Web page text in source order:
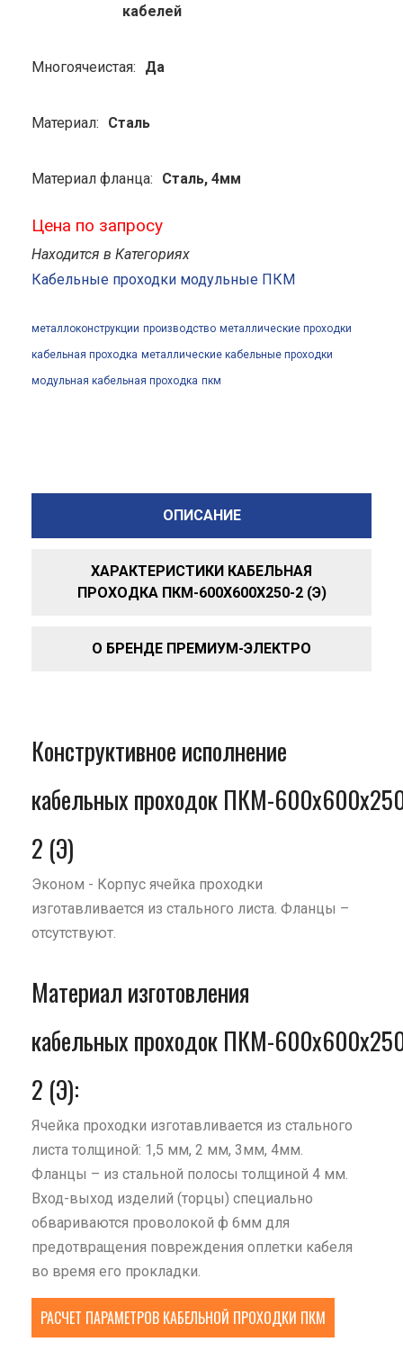
кабелей
Многоячеистая: Да
Материал: Сталь
Материал фланца: Сталь, 4мм
Цена по запросу
Находится в Категориях
Кабельные проходки модульные ПКМ
металлоконструкции производство металлические проходки
кабельная проходка металлические кабельные проходки
модульная кабельная проходка пкм
ОПИСАНИЕ
ХАРАКТЕРИСТИКИ КАБЕЛЬНАЯ
ПРОХОДКА ПКМ-600Х600Х250-2 (Э)
О БРЕНДЕ ПРЕМИУМ-ЭЛЕКТРО
Конструктивное исполнение
кабельных проходок ПКМ-
2 (Э)
Эконом - Корпус ячейка проходки
изготавливается из стального листа. Фланцы –
отсутствуют.
Материал изготовления
кабельных проходок ПКМ-
2 (Э):
Ячейка проходки изготавливается из стального
листа толщиной: 1,5 мм, 2 мм, 3мм, 4мм.
Фланцы – из стальной полосы толщиной 4 мм.
Вход-выход изделий (торцы) специально
обвариваются проволокой ф 6мм для
предотвращения повреждения оплетки кабеля
во время его прокладки.
РАСЧЕТ ПАРАМЕТРОВ КАБЕЛЬНОЙ ПРОХОДКИ ПКМ